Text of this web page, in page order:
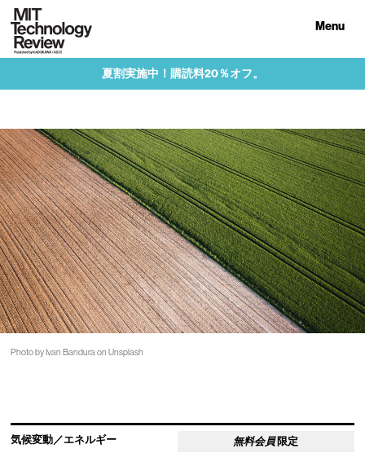
Menu
夏割実施中！購読料20％オフ。
Photo by Ivan Bandura on Unsplash
気候変動／エネルギー 無料会員 限定